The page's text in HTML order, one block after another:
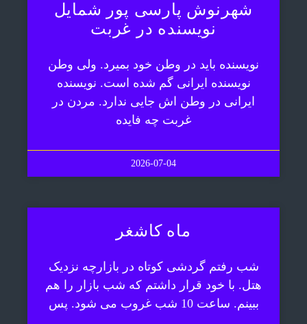
شهرنوش پارسی پور شمایل
نویسنده در غربت
نویسنده باید در وطن خود بمیرد. ولی وطن
نویسنده ایرانی گم شده است. نویسنده
ایرانی در وطن اش جایی ندارد. مردن در
غربت چه فایده
2026-07-04
ماه کاشغر
شب رفتم گردشی کوتاه در بازارچه نزدیک
هتل. با خود قرار داشتم که شب بازار را هم
ببینم. ساعت 10 شب غروب می شود. پس